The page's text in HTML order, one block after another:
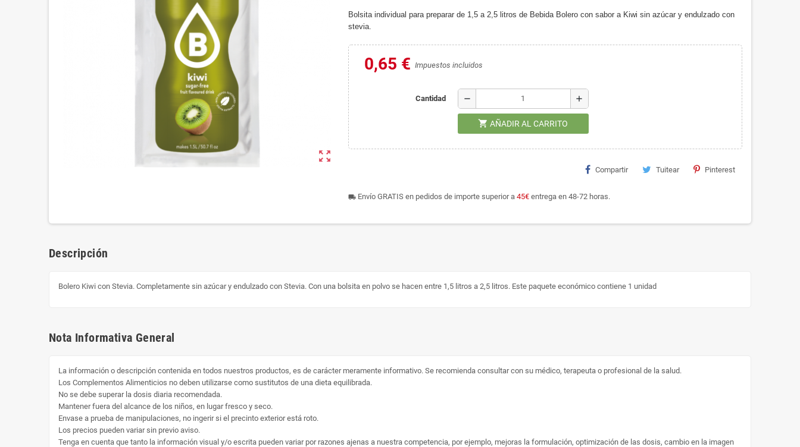
zoom_out_map
Bolsita individual para preparar de 1,5 a 2,5 litros de Bebida Bolero con sabor a Kiwi sin azúcar y endulzado con
stevia.
0,65 € Impuestos incluidos
Cantidad remove add
shopping_cart AÑADIR AL CARRITO
Compartir Tuitear Pinterest
local_shippingEnvío GRATIS en pedidos de importe superior a 45€entrega en 48-72 horas.
Descripción
Bolero Kiwi con Stevia. Completamente sin azúcar y endulzado con Stevia. Con una bolsita en polvo se hacen entre 1,5 litros a 2,5 litros. Este paquete económico contiene 1 unidad
Nota Informativa General
La información o descripción contenida en todos nuestros productos, es de carácter meramente informativo. Se recomienda consultar con su médico, terapeuta o profesional de la salud.
Los Complementos Alimenticios no deben utilizarse como sustitutos de una dieta equilibrada.
No se debe superar la dosis diaria recomendada.
Mantener fuera del alcance de los niños, en lugar fresco y seco.
Envase a prueba de manipulaciones, no ingerir si el precinto exterior está roto.
Los precios pueden variar sin previo aviso.
Tenga en cuenta que tanto la información visual y/o escrita pueden variar por razones ajenas a nuestra competencia, por ejemplo, mejoras la formulación, optimización de las dosis, cambio en la imagen